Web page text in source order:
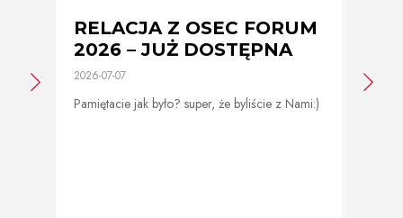
RELACJA Z OSEC FORUM
2026 – JUŻ DOSTĘPNA
2026-07-07
Pamiętacie jak było? super, że byliście z Nami:)
2026-